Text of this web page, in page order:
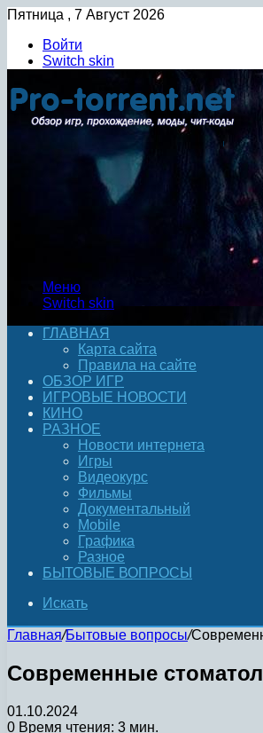
Пятница , 7 Август 2026
Войти
Switch skin
Меню
Switch skin
ГЛАВНАЯ
Карта сайта
Правила на сайте
ОБЗОР ИГР
ИГРОВЫЕ НОВОСТИ
КИНО
РАЗНОЕ
Новости интернета
Игры
Видеокурс
Фильмы
Документальный
Mobile
Графика
Разное
БЫТОВЫЕ ВОПРОСЫ
Искать
Главная/Бытовые вопросы/
Современные
01.10.2024
0 Время чтения: 3 мин.